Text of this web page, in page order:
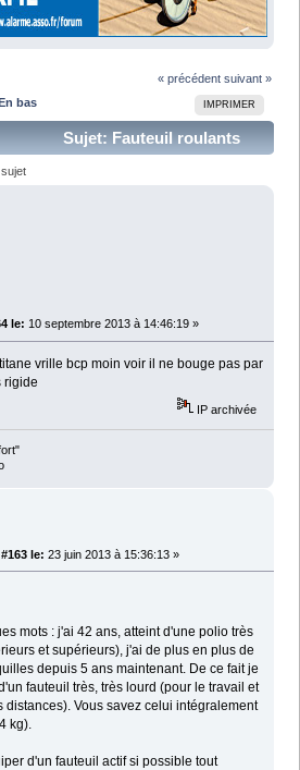
« précédent suivant »
IMPRIMER
En bas
Sujet: Fauteuil roulants
de 8 Kilos) (Lu 303443 fois)
le: 10 septembre 2013 à 14:46:19 »
vrille bcp moin voir il ne bouge pas par
rigide
IP archivée
le: 23 juin 2013 à 15:36:13 »
mots : j'ai 42 ans, atteint d'une polio très
et supérieurs), j'ai de plus en plus de
depuis 5 ans maintenant. De ce fait je
fauteuil très, très lourd (pour le travail et
Vous savez celui intégralement
kg).
d'un fauteuil actif si possible tout